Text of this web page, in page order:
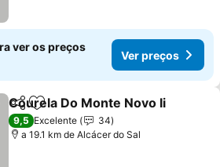
ver os preços
Ver preços
PartilharAdicionar aos favoritos
Courela Do Monte Novo Ii
9,5 Excelente
34
a 19.1 km de Alcácer do Sal